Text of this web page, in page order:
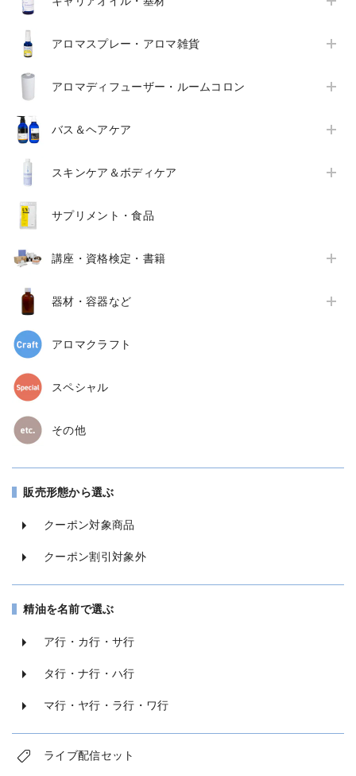
アロマスプレー・アロマ雑貨
アロマディフューザー・ルームコロン
バス＆ヘアケア
スキンケア＆ボディケア
サプリメント・食品
講座・資格検定・書籍
器材・容器など
アロマクラフト
スペシャル
その他
販売形態から選ぶ
クーポン対象商品
クーポン割引対象外
精油を名前で選ぶ
ア行・カ行・サ行
タ行・ナ行・ハ行
マ行・ヤ行・ラ行・ワ行
ライブ配信セット